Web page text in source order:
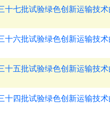
十七批试验绿色创新运输技
十六批试验绿色创新运输技
十五批试验绿色创新运输技
十四批试验绿色创新运输技